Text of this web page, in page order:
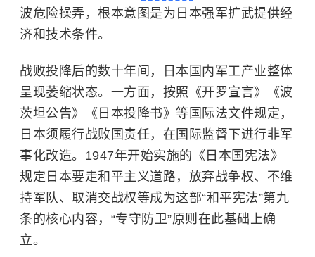
波危险操弄，根本意图是为日本强军扩武提供经
济和技术条件。
战败投降后的数十年间，日本国内军工产业整体
呈现萎缩状态。一方面，按照《开罗宣言》《波
茨坦公告》《 日本投降书》等国际法文件规定，
日本须履行战败国责任，在国际监督下进行非军
事化改造。1947年开始实施的《 日本国宪法》
规定日本要走和平主义道路，放弃战争权、不维
持军队、取消交战权等成为这部“和平宪法”第九
条的核心内容，“专守防卫”原则在此基础上确
立。